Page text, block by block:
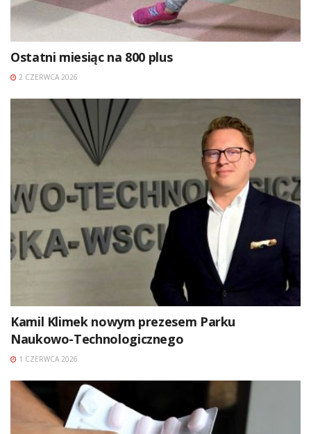
Ostatni miesiąc na 800 plus
2 CZERWCA 2026
Kamil Klimek nowym prezesem Parku
Naukowo-Technologicznego
1 CZERWCA 2026